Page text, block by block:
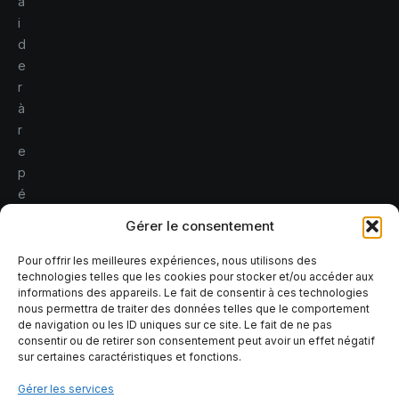
Gérer le consentement
Pour offrir les meilleures expériences, nous utilisons des
technologies telles que les cookies pour stocker et/ou accéder aux
informations des appareils. Le fait de consentir à ces technologies
nous permettra de traiter des données telles que le comportement
de navigation ou les ID uniques sur ce site. Le fait de ne pas
consentir ou de retirer son consentement peut avoir un effet négatif
sur certaines caractéristiques et fonctions.
Gérer les services
i
d
e
r
à
r
e
p
é
r
l
e
s
r
i
s